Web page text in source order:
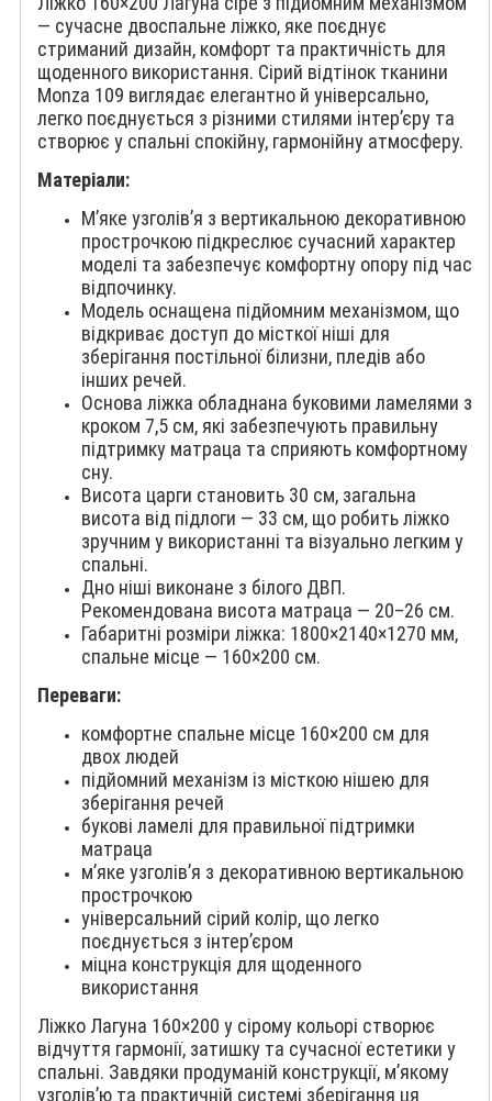
— сучасне двоспальне ліжко, яке поєднує
стриманий дизайн, комфорт та практичність для
щоденного використання. Сірий відтінок тканини
Monza 109 виглядає елегантно й універсально,
легко поєднується з різними стилями інтер’єру та
створює у спальні спокійну, гармонійну атмосферу.
Матеріали:
М’яке узголів’я з вертикальною декоративною
прострочкою підкреслює сучасний характер
моделі та забезпечує комфортну опору під час
відпочинку.
Модель оснащена підйомним механізмом, що
відкриває доступ до місткої ніші для
зберігання постільної білизни, пледів або
інших речей.
Основа ліжка обладнана буковими ламелями з
кроком 7,5 см, які забезпечують правильну
підтримку матраца та сприяють комфортному
сну.
Висота царги становить 30 см, загальна
висота від підлоги — 33 см, що робить ліжко
зручним у використанні та візуально легким у
спальні.
Дно ніші виконане з білого ДВП.
Рекомендована висота матраца — 20–26 см.
Габаритні розміри ліжка: 1800×2140×1270 мм,
спальне місце — 160×200 см.
Переваги:
комфортне спальне місце 160×200 см для
двох людей
підйомний механізм із місткою нішею для
зберігання речей
букові ламелі для правильної підтримки
матраца
м’яке узголів’я з декоративною вертикальною
прострочкою
універсальний сірий колір, що легко
поєднується з інтер’єром
міцна конструкція для щоденного
використання
Ліжко Лагуна 160×200 у сірому кольорі створює
відчуття гармонії, затишку та сучасної естетики у
спальні. Завдяки продуманій конструкції, м’якому
узголів’ю та практичній системі зберігання ця